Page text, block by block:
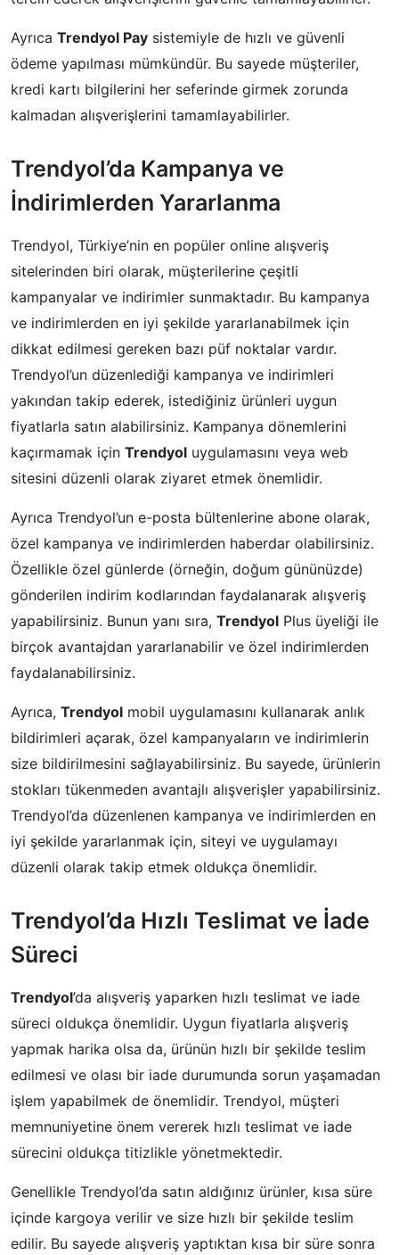
Ayrıca Trendyol Pay sistemiyle de hızlı ve güvenli
ödeme yapılması mümkündür. Bu sayede müşteriler,
kredi kartı bilgilerini her seferinde girmek zorunda
kalmadan alışverişlerini tamamlayabilirler.
Trendyol’da Kampanya ve
İndirimlerden Yararlanma
Trendyol, Türkiye’nin en popüler online alışveriş
sitelerinden biri olarak, müşterilerine çeşitli
kampanyalar ve indirimler sunmaktadır. Bu kampanya
ve indirimlerden en iyi şekilde yararlanabilmek için
dikkat edilmesi gereken bazı püf noktalar vardır.
Trendyol’un düzenlediği kampanya ve indirimleri
yakından takip ederek, istediğiniz ürünleri uygun
fiyatlarla satın alabilirsiniz. Kampanya dönemlerini
kaçırmamak için Trendyol uygulamasını veya web
sitesini düzenli olarak ziyaret etmek önemlidir.
Ayrıca Trendyol’un e-posta bültenlerine abone olarak,
özel kampanya ve indirimlerden haberdar olabilirsiniz.
Özellikle özel günlerde (örneğin, doğum gününüzde)
gönderilen indirim kodlarından faydalanarak alışveriş
yapabilirsiniz. Bunun yanı sıra, Trendyol Plus üyeliği ile
birçok avantajdan yararlanabilir ve özel indirimlerden
faydalanabilirsiniz.
Ayrıca, Trendyol mobil uygulamasını kullanarak anlık
bildirimleri açarak, özel kampanyaların ve indirimlerin
size bildirilmesini sağlayabilirsiniz. Bu sayede, ürünlerin
stokları tükenmeden avantajlı alışverişler yapabilirsiniz.
Trendyol’da düzenlenen kampanya ve indirimlerden en
iyi şekilde yararlanmak için, siteyi ve uygulamayı
düzenli olarak takip etmek oldukça önemlidir.
Trendyol’da Hızlı Teslimat ve İade
Süreci
Trendyol’da alışveriş yaparken hızlı teslimat ve iade
süreci oldukça önemlidir. Uygun fiyatlarla alışveriş
yapmak harika olsa da, ürünün hızlı bir şekilde teslim
edilmesi ve olası bir iade durumunda sorun yaşamadan
işlem yapabilmek de önemlidir. Trendyol, müşteri
memnuniyetine önem vererek hızlı teslimat ve iade
sürecini oldukça titizlikle yönetmektedir.
Genellikle Trendyol’da satın aldığınız ürünler, kısa süre
içinde kargoya verilir ve size hızlı bir şekilde teslim
edilir. Bu sayede alışveriş yaptıktan kısa bir süre sonra